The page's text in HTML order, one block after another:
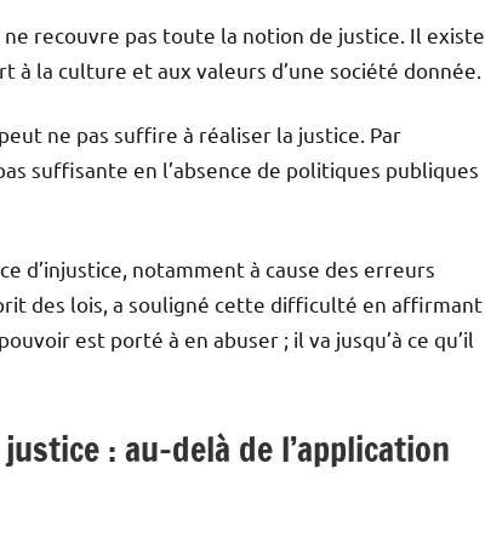
recouvre pas toute la notion de justice. Il existe
la culture et aux valeurs d’une société donnée.
ne pas suffire à réaliser la justice. Par
suffisante en l’absence de politiques publiques
d’injustice, notamment à cause des erreurs
des lois, a souligné cette difficulté en affirmant
est porté à en abuser ; il va jusqu’à ce qu’il
: au-delà de l’application